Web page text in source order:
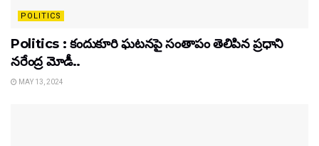
POLITICS
Politics : కందుకూరి ఘటనపై సంతాపం తెలిపిన ప్రధాని
నరేంద్ర మోడీ..
MAY 13, 2024